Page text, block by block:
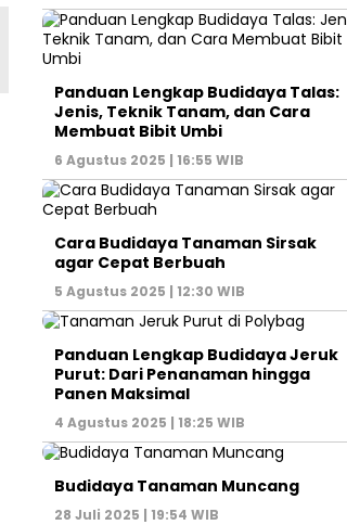
Panduan Lengkap Budidaya Talas:
Jenis, Teknik Tanam, dan Cara
Membuat Bibit Umbi
6 Agustus 2025 | 16:55 WIB
Cara Budidaya Tanaman Sirsak
agar Cepat Berbuah
5 Agustus 2025 | 12:30 WIB
Panduan Lengkap Budidaya Jeruk
Purut: Dari Penanaman hingga
Panen Maksimal
4 Agustus 2025 | 18:25 WIB
Budidaya Tanaman Muncang
28 Juli 2025 | 19:54 WIB